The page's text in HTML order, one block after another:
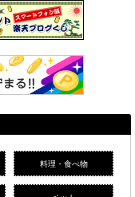
料理・食べ物